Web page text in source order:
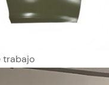
trabajo